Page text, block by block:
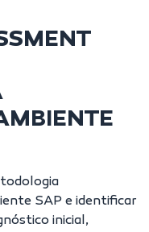
SAP e identificar
inicial,